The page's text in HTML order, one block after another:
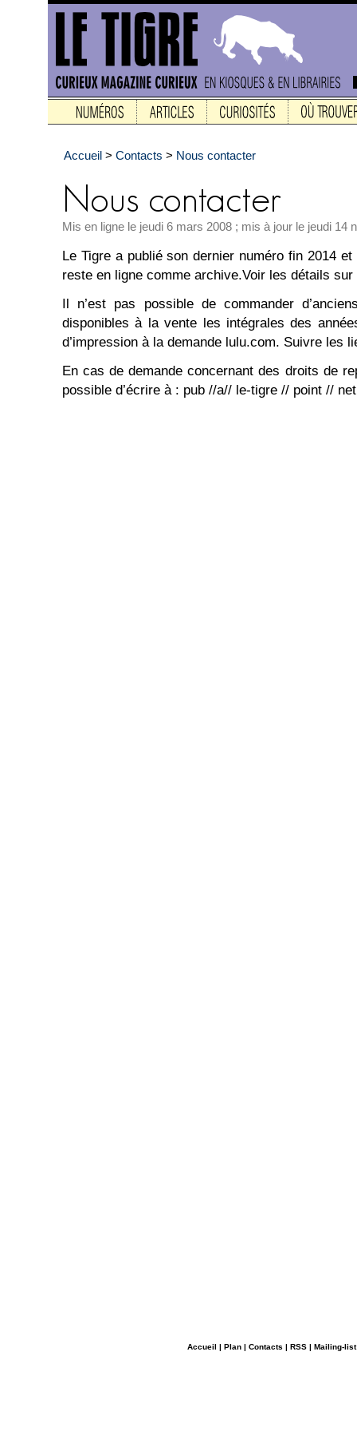
Accueil > Contacts > Nous contacter
Mis en ligne le jeudi 6 mars 2008 ; mis à jour le jeudi 14
Le Tigre a publié son dernier numéro fin 2014
reste en ligne comme archive.Voir les détails
Il n’est pas possible de commander
disponibles à la vente les intégrales des
d’impression à la demande lulu.com. Suivre les
En cas de demande concernant des droits de
possible d’écrire à : pub //a// le-tigre // point //
Accueil | Plan | Contacts | RSS | Mailing-list